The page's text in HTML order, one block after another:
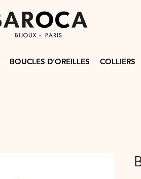
BOUCLES D'OREILLES COLLIERS